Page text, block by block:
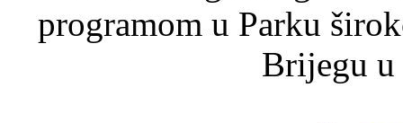
programom u Parku
Brijegu u